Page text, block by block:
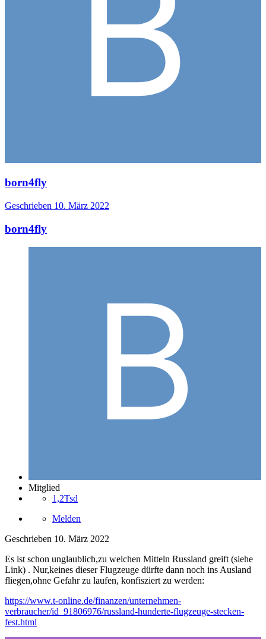
born4fly
Geschrieben 10. März 2022
born4fly
Mitglied
1,2Tsd
Melden
Geschrieben 10. März 2022
Es ist schon unglaublich,zu welchen Mitteln Russland greift (siehe
Link) . Nur,keines dieser Flugzeuge dürfte dann noch ins Ausland
fliegen,ohne Gefahr zu laufen, konfisziert zu werden:
https://www.t-online.de/finanzen/unternehmen-
verbraucher/id_91806976/russland-hunderte-flugzeuge-stecken-
fest.html